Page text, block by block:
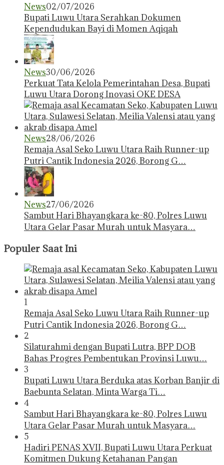
News02/07/2026
Bupati Luwu Utara Serahkan Dokumen
Kependudukan Bayi di Momen Aqiqah
News30/06/2026
Perkuat Tata Kelola Pemerintahan Desa, Bupati
Luwu Utara Dorong Inovasi OKE DESA
News28/06/2026
Remaja Asal Seko Luwu Utara Raih Runner-up
Putri Cantik Indonesia 2026, Borong G…
News27/06/2026
Sambut Hari Bhayangkara ke-80, Polres Luwu
Utara Gelar Pasar Murah untuk Masyara…
Populer Saat Ini
1
Remaja Asal Seko Luwu Utara Raih Runner-up
Putri Cantik Indonesia 2026, Borong G…
2
Silaturahmi dengan Bupati Lutra, BPP DOB
Bahas Progres Pembentukan Provinsi Luwu…
3
Bupati Luwu Utara Berduka atas Korban Banjir di
Baebunta Selatan, Minta Warga Ti…
4
Sambut Hari Bhayangkara ke-80, Polres Luwu
Utara Gelar Pasar Murah untuk Masyara…
5
Hadiri PENAS XVII, Bupati Luwu Utara Perkuat
Komitmen Dukung Ketahanan Pangan